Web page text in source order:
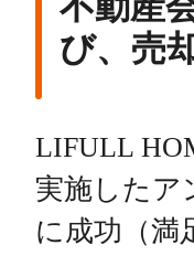
び、売
LIFULL
実施したア
に成功（満